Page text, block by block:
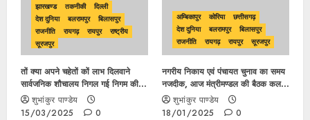
झारखण्ड
तकनीकी
दिल्ली
देश दुनिया
बलरामपुर
बिलासपुर
राजनीति
रायगढ़ रायपुर
राष्ट्रीय
सूरजपुर
तों क्या अपने चहेतों कों लाभ दिलवाने
सार्वजनिक शौचालय निगल गई निगम की
कांग्रेस सरकार?, जवाबदार अधिकारी
नेताओं के आगे नतमस्तक ….
शुभांकुर पाण्डेय
15/03/2025
0
अम्बिकापुर कोरिया
छत्तीसगढ़
देश दुनिया
बलरामपुर
बिलासपुर
राजनीति
रायगढ़ रायपुर सूरजपुर
नगरीय निकाय एवं पंचायत चुनाव का समय
नजदीक, आज मंत्रीमण्डल की बैठक कल
लगेगा अचार सहिता?
शुभांकुर पाण्डेय
18/01/2025
0